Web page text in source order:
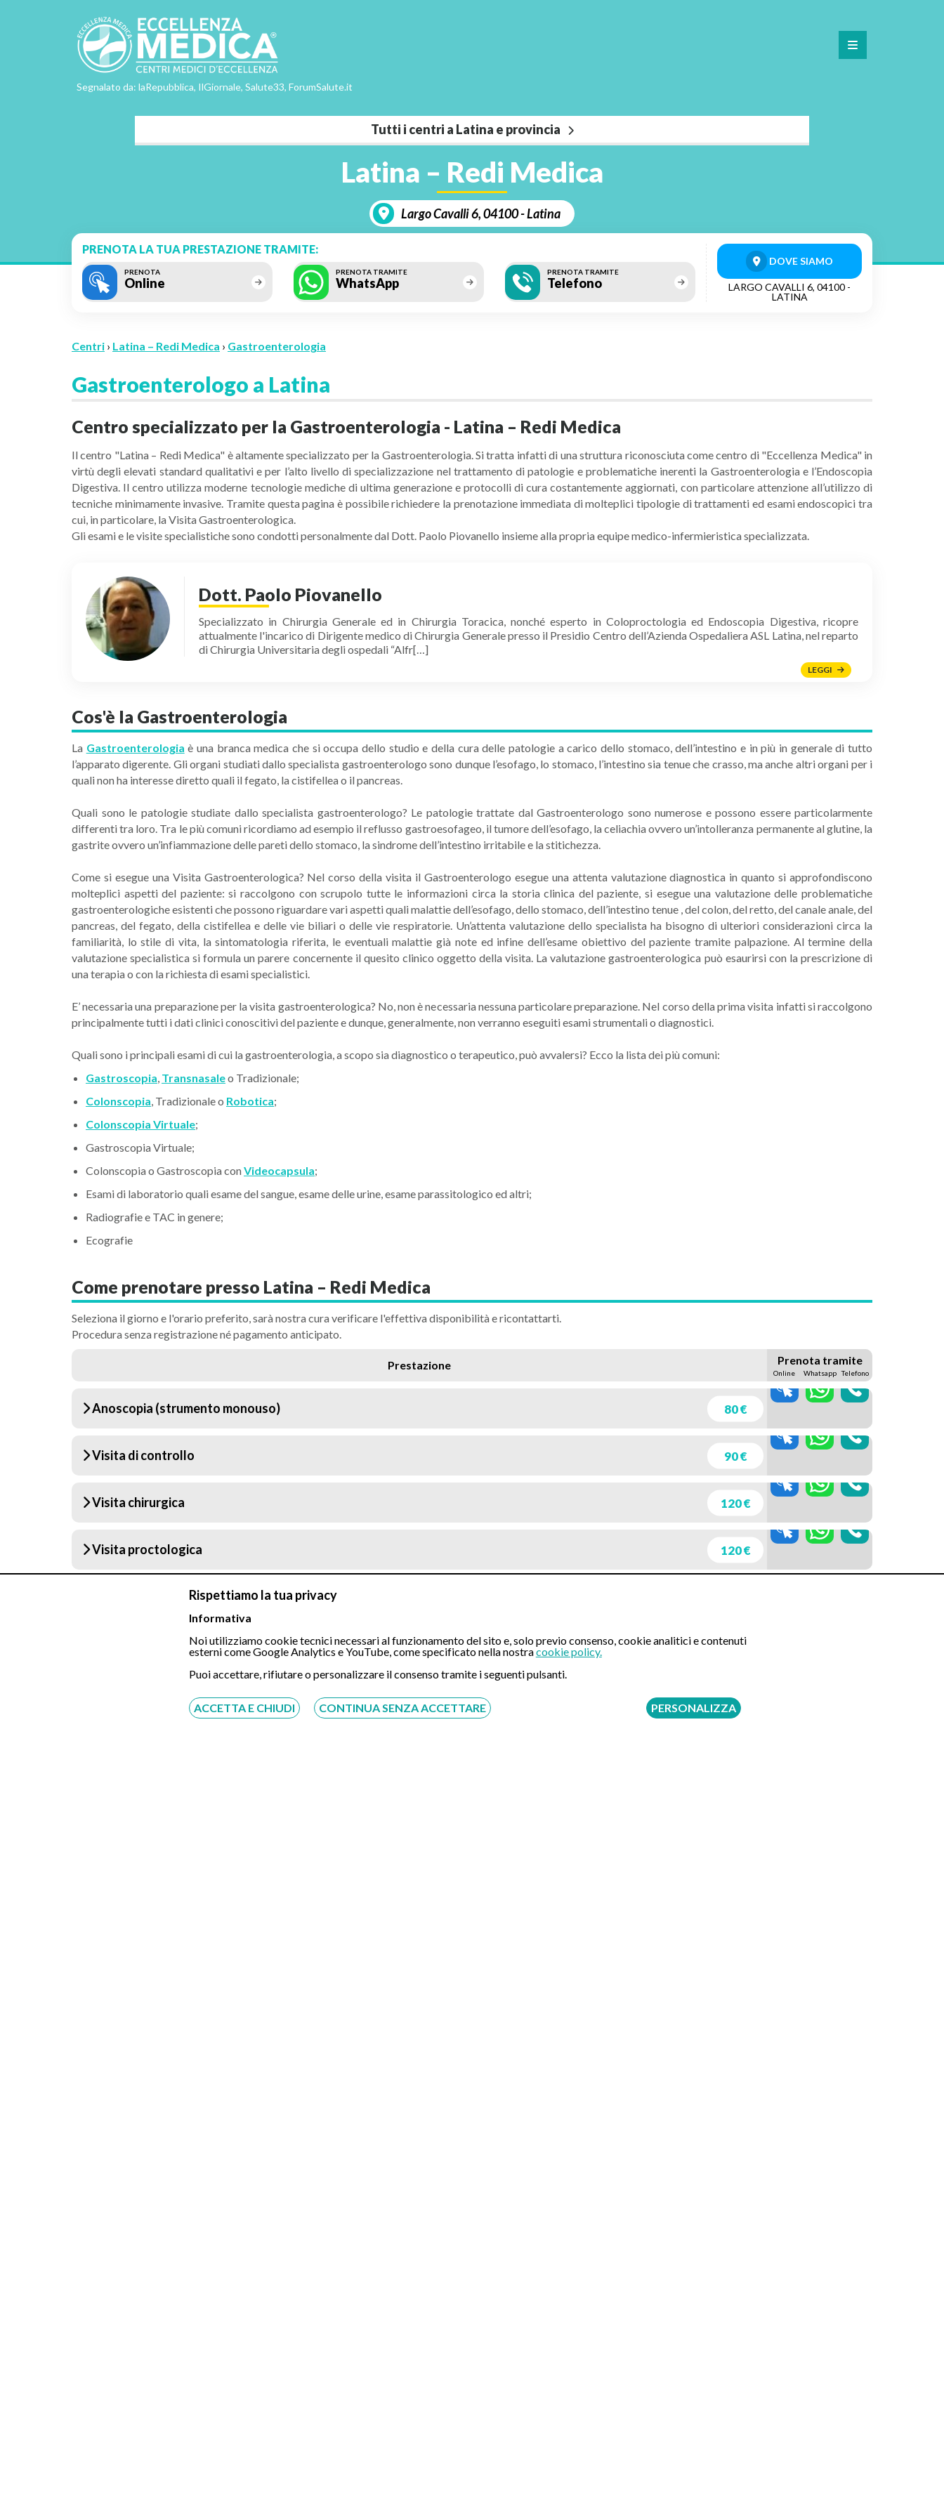
Rispettiamo la tua privacy
Informativa
Noi utilizziamo cookie tecnici necessari al funzionamento del sito e, solo previo consenso, cookie analitici e contenuti
esterni come Google Analytics e YouTube, come specificato nella nostracookie policy.
Puoi accettare, rifiutare o personalizzare il consenso tramite i seguenti pulsanti.
ACCETTA E CHIUDI CONTINUA SENZA ACCETTARE PERSONALIZZA
Segnalato da: laRepubblica, IlGiornale, Salute33, ForumSalute.it
Tutti i centri a Latina e provincia
Latina – Redi Medica
Largo Cavalli 6, 04100 - Latina
PRENOTA LA TUA PRESTAZIONE TRAMITE:
PRENOTA
Online
PRENOTA TRAMITE
WhatsApp
PRENOTA TRAMITE
Telefono
DOVE SIAMO
LARGO CAVALLI 6, 04100 -
LATINA
Centri › Latina – Redi Medica › Gastroenterologia
Gastroenterologo a Latina
Centro specializzato per la Gastroenterologia - Latina – Redi Medica
Il centro "Latina – Redi Medica" è altamente specializzato per la Gastroenterologia. Si tratta infatti di una struttura riconosciuta come centro di "Eccellenza Medica" in
virtù degli elevati standard qualitativi e per l’alto livello di specializzazione nel trattamento di patologie e problematiche inerenti la Gastroenterologia e l’Endoscopia
Digestiva. Il centro utilizza moderne tecnologie mediche di ultima generazione e protocolli di cura costantemente aggiornati, con particolare attenzione all’utilizzo di
tecniche minimamente invasive. Tramite questa pagina è possibile richiedere la prenotazione immediata di molteplici tipologie di trattamenti ed esami endoscopici tra
cui, in particolare, la Visita Gastroenterologica.
Gli esami e le visite specialistiche sono condotti personalmente dal Dott. Paolo Piovanello insieme alla propria equipe medico-infermieristica specializzata.
Dott. Paolo Piovanello
Specializzato in Chirurgia Generale ed in Chirurgia Toracica, nonché esperto in Coloproctologia ed Endoscopia Digestiva, ricopre
attualmente l'incarico di Dirigente medico di Chirurgia Generale presso il Presidio Centro dell’Azienda Ospedaliera ASL Latina, nel reparto
di Chirurgia Universitaria degli ospedali “Alfr[…]
LEGGI
Cos'è la Gastroenterologia
La Gastroenterologia è una branca medica che si occupa dello studio e della cura delle patologie a carico dello stomaco, dell’intestino e in più in generale di tutto
l’apparato digerente. Gli organi studiati dallo specialista gastroenterologo sono dunque l’esofago, lo stomaco, l’intestino sia tenue che crasso, ma anche altri organi per i
quali non ha interesse diretto quali il fegato, la cistifellea o il pancreas.
Quali sono le patologie studiate dallo specialista gastroenterologo? Le patologie trattate dal Gastroenterologo sono numerose e possono essere particolarmente
differenti tra loro. Tra le più comuni ricordiamo ad esempio il reflusso gastroesofageo, il tumore dell’esofago, la celiachia ovvero un’intolleranza permanente al glutine, la
gastrite ovvero un’infiammazione delle pareti dello stomaco, la sindrome dell’intestino irritabile e la stitichezza.
Come si esegue una Visita Gastroenterologica? Nel corso della visita il Gastroenterologo esegue una attenta valutazione diagnostica in quanto si approfondiscono
molteplici aspetti del paziente: si raccolgono con scrupolo tutte le informazioni circa la storia clinica del paziente, si esegue una valutazione delle problematiche
gastroenterologiche esistenti che possono riguardare vari aspetti quali malattie dell’esofago, dello stomaco, dell’intestino tenue , del colon, del retto, del canale anale, del
pancreas, del fegato, della cistifellea e delle vie biliari o delle vie respiratorie. Un’attenta valutazione dello specialista ha bisogno di ulteriori considerazioni circa la
familiarità, lo stile di vita, la sintomatologia riferita, le eventuali malattie già note ed infine dell’esame obiettivo del paziente tramite palpazione. Al termine della
valutazione specialistica si formula un parere concernente il quesito clinico oggetto della visita. La valutazione gastroenterologica può esaurirsi con la prescrizione di
una terapia o con la richiesta di esami specialistici.
E’ necessaria una preparazione per la visita gastroenterologica? No, non è necessaria nessuna particolare preparazione. Nel corso della prima visita infatti si raccolgono
principalmente tutti i dati clinici conoscitivi del paziente e dunque, generalmente, non verranno eseguiti esami strumentali o diagnostici.
Quali sono i principali esami di cui la gastroenterologia, a scopo sia diagnostico o terapeutico, può avvalersi? Ecco la lista dei più comuni:
Gastroscopia, Transnasaleo Tradizionale;
Colonscopia, Tradizionale o Robotica;
Colonscopia Virtuale;
Gastroscopia Virtuale;
Colonscopia o Gastroscopia conVideocapsula;
Esami di laboratorio quali esame del sangue, esame delle urine, esame parassitologico ed altri;
Radiografie e TAC in genere;
Ecografie
Come prenotare presso Latina – Redi Medica
Seleziona il giorno e l'orario preferito, sarà nostra cura verificare l'effettiva disponibilità e ricontattarti.
Procedura senza registrazione né pagamento anticipato.
Prestazione Prenota tramite
Online Telefono
Whatsapp
Anoscopia (strumento monouso) 80 €
Visita di controllo 90 €
Visita chirurgica 120 €
Visita proctologica 120 €
Visita proctologica con anoscopia
Visita gastroenterologica 120 €